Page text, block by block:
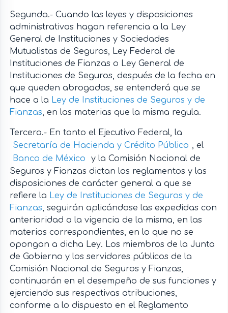
Segunda.- Cuando las leyes y disposiciones
administrativas hagan referencia a la Ley
General de Instituciones y Sociedades
Mutualistas de Seguros, Ley Federal de
Instituciones de Fianzas o Ley General de
Instituciones de Seguros, después de la fecha en
que queden abrogadas, se entenderá que se
hace a la Ley de Instituciones de Seguros y de
Fianzas, en las materias que la misma regula.
Tercera.- En tanto el Ejecutivo Federal, la
Secretaría de Hacienda y Crédito Público , el
Banco de México
y la Comisión Nacional de
Seguros y Fianzas dictan los reglamentos y las
disposiciones de carácter general a que se
refiere la Ley de Instituciones de Seguros y de
Fianzas, seguirán aplicándose las expedidas con
anterioridad a la vigencia de la misma, en las
materias correspondientes, en lo que no se
opongan a dicha Ley. Los miembros de la Junta
de Gobierno y los servidores públicos de la
Comisión Nacional de Seguros y Fianzas,
continuarán en el desempeño de sus funciones y
ejerciendo sus respectivas atribuciones,
conforme a lo dispuesto en el Reglamento